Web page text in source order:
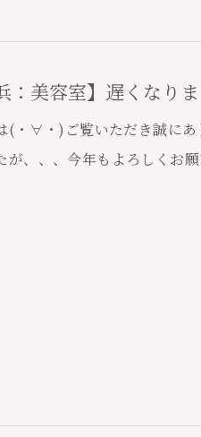
：美容室】遅くなり
(・∀・)ご覧いただき誠に
が、、、今年もよろしくお